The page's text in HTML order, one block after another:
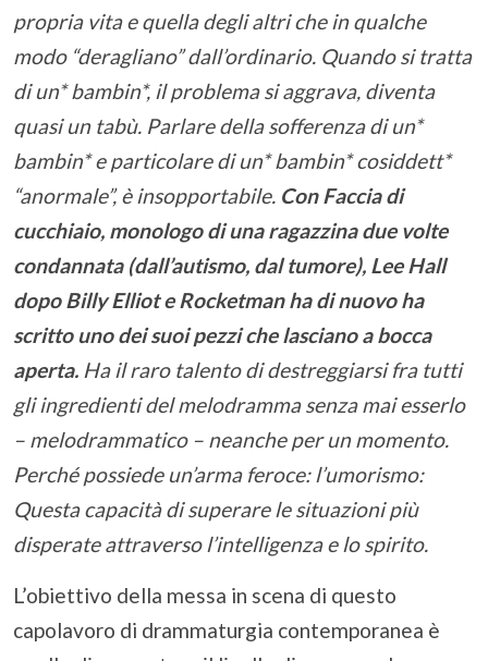
propria vita e quella degli altri che in qualche
modo “deragliano” dall’ordinario. Quando si tratta
di un* bambin*, il problema si aggrava, diventa
quasi un tabù. Parlare della sofferenza di un*
bambin* e particolare di un* bambin* cosiddett*
“anormale”, è insopportabile. Con Faccia di
cucchiaio, monologo di una ragazzina due volte
condannata (dall’autismo, dal tumore), Lee Hall
dopo Billy Elliot e Rocketman ha di nuovo ha
scritto uno dei suoi pezzi che lasciano a bocca
aperta. Ha il raro talento di destreggiarsi fra tutti
gli ingredienti del melodramma senza mai esserlo
– melodrammatico – neanche per un momento.
Perché possiede un’arma feroce: l’umorismo:
Questa capacità di superare le situazioni più
disperate attraverso l’intelligenza e lo spirito.
L’obiettivo della messa in scena di questo
capolavoro di drammaturgia contemporanea è